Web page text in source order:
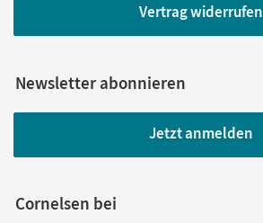
Vertrag widerrufen
Newsletter abonnieren
Jetzt anmelden
Cornelsen bei